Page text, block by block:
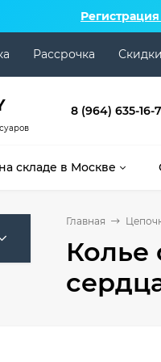
Рассрочка
8 (964) 635-16-
складе в Москве
Главная
Колье